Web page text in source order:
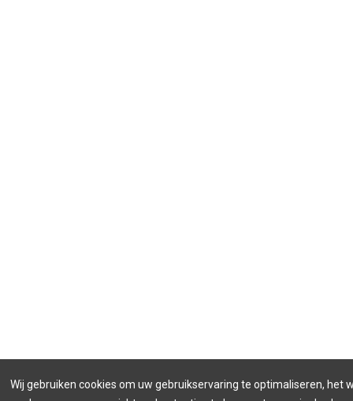
Wij gebruiken cookies om uw gebruikservaring te optimaliseren, het